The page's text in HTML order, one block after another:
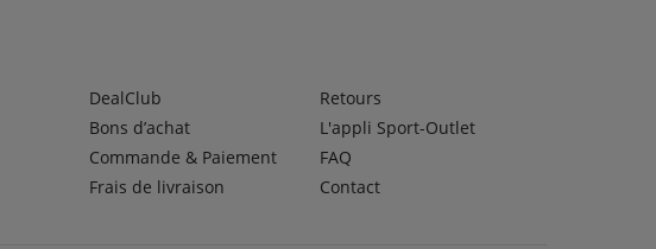
DealClub
Bons d’achat
Commande & Paiement
Frais de livraison
Retours
L'appli Sport-Outlet
FAQ
Contact